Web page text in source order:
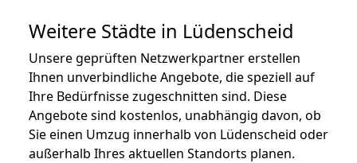
Weitere Städte in Lüdenscheid
Unsere geprüften Netzwerkpartner erstellen
Ihnen unverbindliche Angebote, die speziell auf
Ihre Bedürfnisse zugeschnitten sind. Diese
Angebote sind kostenlos, unabhängig davon, ob
Sie einen Umzug innerhalb von Lüdenscheid oder
außerhalb Ihres aktuellen Standorts planen.